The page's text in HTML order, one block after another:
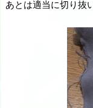
あとは適当に切り抜